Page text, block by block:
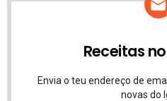
Receitas
Envia o teu endereço de
novas do